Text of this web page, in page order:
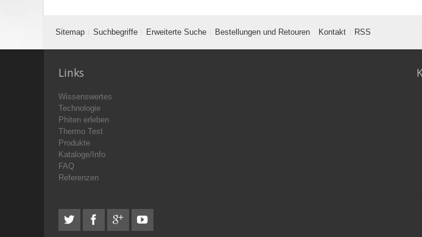
Sitemap Suchbegriffe Erweiterte Suche Bestellungen und Retouren Kontakt RSS
Links
Wissenswertes
Technologie
Phiten erleben
Thermo Test
Produkte
Kataloge/Info
FAQ
Referenzen